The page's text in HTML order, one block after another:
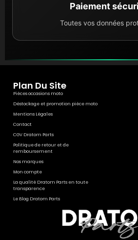
Paiement
Toutes vos données
Plan Du Site
Pièces occasions moto
Déstockage et promotion pièce moto
Mentions Légales
Contact
CGV Dratom Parts
Politique de retour et de
remboursement
Nos marques
Mon compte
La qualité Dratom Parts en toute
transparence
Le Blog Dratom Parts